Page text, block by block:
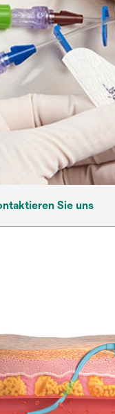
Sie uns